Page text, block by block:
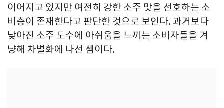
이어지고 있지만 여전히 강한 소주 맛을 선호하는 소
비층이 존재한다고 판단한 것으로 보인다. 과거보다
낮아진 소주 도수에 아쉬움을 느끼는 소비자들을 겨
냥해 차별화에 나선 셈이다.